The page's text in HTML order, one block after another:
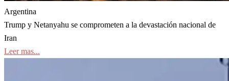
Argentina
Trump y Netanyahu se comprometen a la devastación nacional de
Iran
Leer mas...